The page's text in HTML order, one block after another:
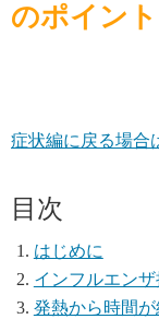
のポイン
症状編に戻る場合
目次
はじめに
インフルエン
発熱から時間